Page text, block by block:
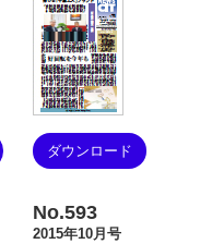
ダウンロード
No.593
2015年10月号